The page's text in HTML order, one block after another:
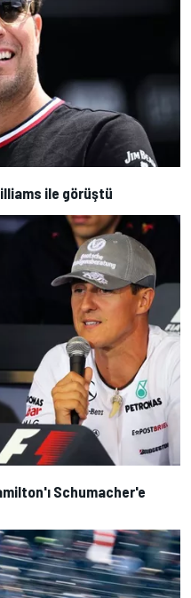
ile görüştü
Schumacher'e